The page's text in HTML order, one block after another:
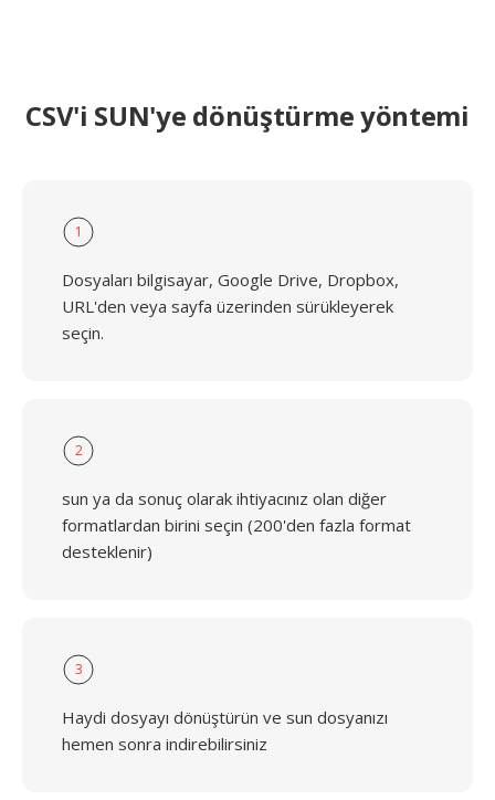
CSV'i SUN'ye dönüştürme yöntemi
1
Dosyaları bilgisayar, Google Drive, Dropbox,
URL'den veya sayfa üzerinden sürükleyerek
seçin.
2
sun ya da sonuç olarak ihtiyacınız olan diğer
formatlardan birini seçin (200'den fazla format
desteklenir)
3
Haydi dosyayı dönüştürün ve sun dosyanızı
hemen sonra indirebilirsiniz